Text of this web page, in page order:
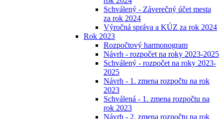
Schválený - Záverečný účet mesta
za rok 2024
Výročná správa a KÚZ za rok 2024
Rok 2023
Rozpočtový harmonogram
Návrh - rozpočet na roky 2023-2025
Schválený - rozpočet na roky 2023-
2025
Návrh - 1. zmena rozpočtu na rok
2023
Schválená - 1. zmena rozpočtu na
rok 2023
Návrh - 2. zmena rozpočtu na rok